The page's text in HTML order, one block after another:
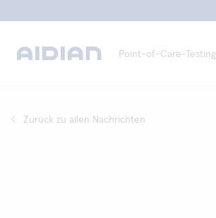
Point-of-Care-Testing
Zurück zu allen Nachrichten